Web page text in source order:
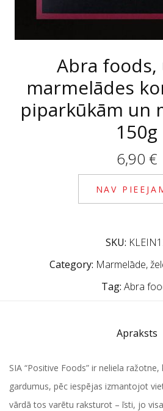
Abra foods,
marmelādes
piparkūkām un
150g
6,90 €
NAV
SKU:
Category: Marmelāde,
Tag: Abra
Apraksts
SIA “Positive Foods” ir neliela
gardumus, pēc iespējas izmantojot
vārdā tos varētu raksturot – īsti, jo